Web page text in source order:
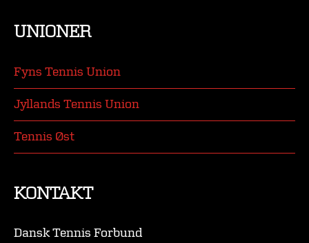
UNIONER
Fyns Tennis Union
Jyllands Tennis Union
Tennis Øst
KONTAKT
Dansk Tennis Forbund